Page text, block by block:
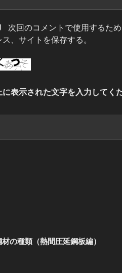
次回のコメントで使用するた
ス、サイトを保存する。
に表示された文字を入力してく
材の種類（熱間圧延鋼板編）